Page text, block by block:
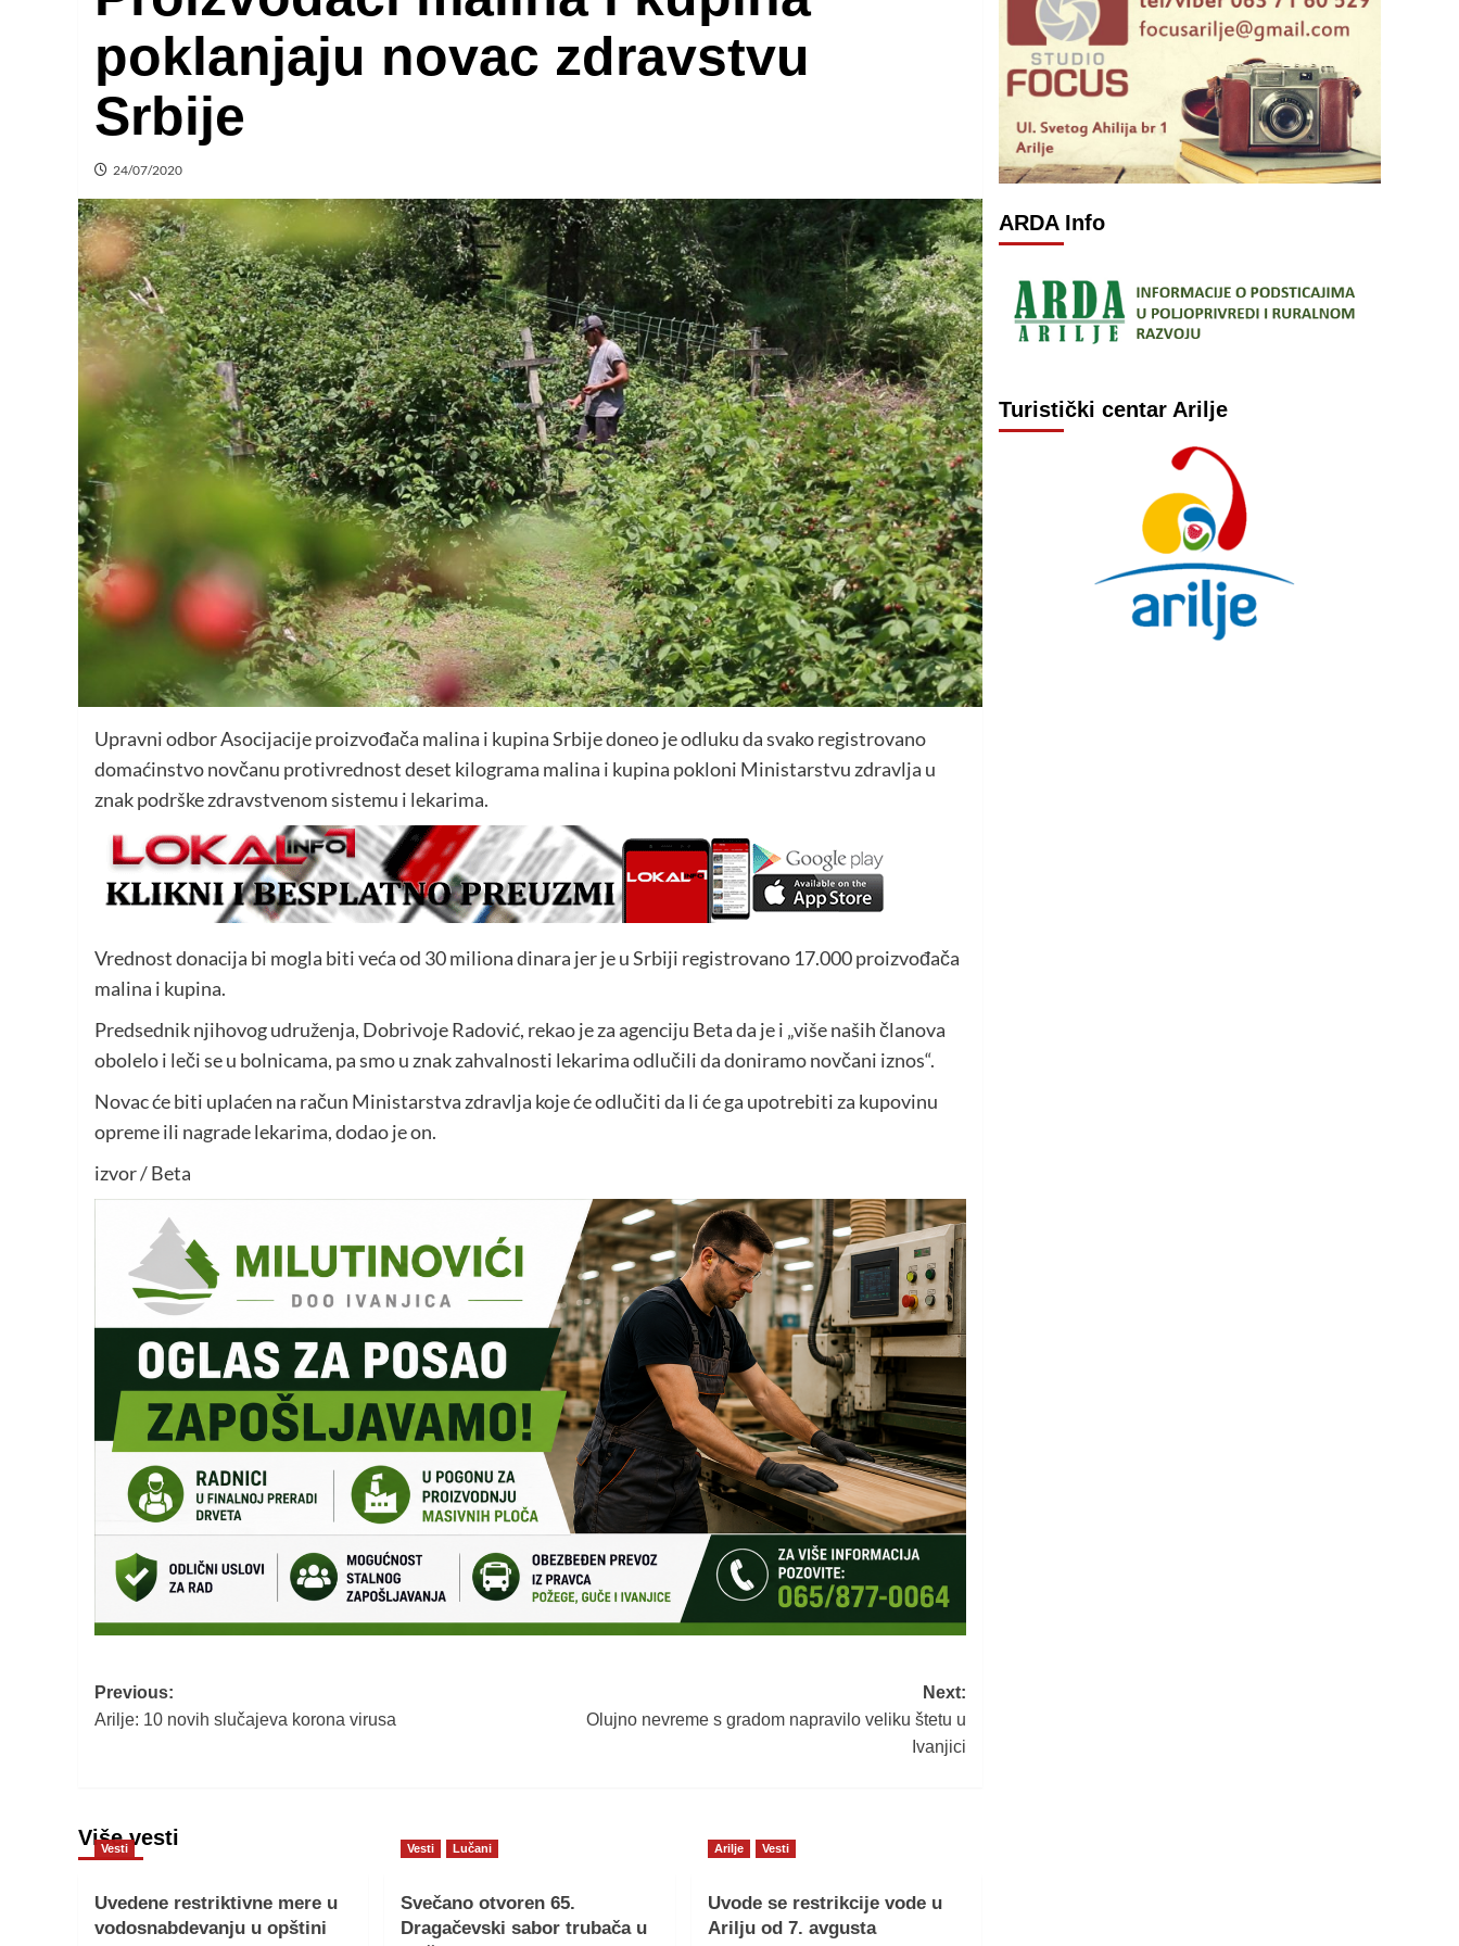
poklanjaju novac zdravstvu
Srbije
24/07/2020
Upravni odbor Asocijacije proizvođača malina i kupina Srbije doneo je odluku da svako registrovano
domaćinstvo novčanu protivrednost deset kilograma malina i kupina pokloni Ministarstvu zdravlja u
znak podrške zdravstvenom sistemu i lekarima.
Vrednost donacija bi mogla biti veća od 30 miliona dinara jer je u Srbiji registrovano 17.000 proizvođača
malina i kupina.
Predsednik njihovog udruženja, Dobrivoje Radović, rekao je za agenciju Beta da je i „više naših članova
obolelo i leči se u bolnicama, pa smo u znak zahvalnosti lekarima odlučili da doniramo novčani iznos“.
Novac će biti uplaćen na račun Ministarstva zdravlja koje će odlučiti da li će ga upotrebiti za kupovinu
opreme ili nagrade lekarima, dodao je on.
izvor / Beta
Post
navigation
Previous:
Arilje: 10 novih slučajeva korona virusa
Next:
Olujno nevreme s gradom napravilo veliku štetu u
Ivanjici
Više vesti
Vesti
Uvedene restriktivne mere u
vodosnabdevanju u opštini
Vesti Lučani
Svečano otvoren 65.
Dragačevski sabor trubača u
Arilje Vesti
Uvode se restrikcije vode u
Arilju od 7. avgusta
ARDA Info
Turistički centar Arilje